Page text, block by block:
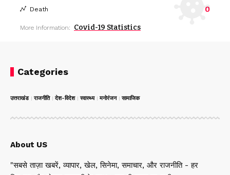
Death 0
More Information: Covid-19 Statistics
Categories
उत्तराखंड राजनीति देश-विदेश स्वास्थ्य मनोरंजन सामाजिक
About US
"सबसे ताज़ा खबरें, व्यापार, खेल, सिनेमा, समाचार, और राजनीति - हर